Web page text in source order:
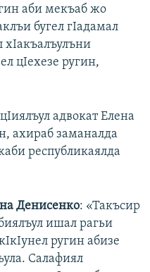
аби мекъаб жо
бугел гIадамал
хIакъалъулъни
цIехезе ругин,
адвокат Елена
ахираб заманалда
республикаялда
Денисенко: «Такъсир
ишал рагьи
ругин абизе
Салафиял